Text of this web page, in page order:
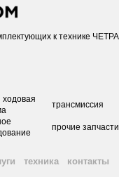
к технике ЧЕТРА
ходовая
трансмиссия
прочие запчасти
техника контакты